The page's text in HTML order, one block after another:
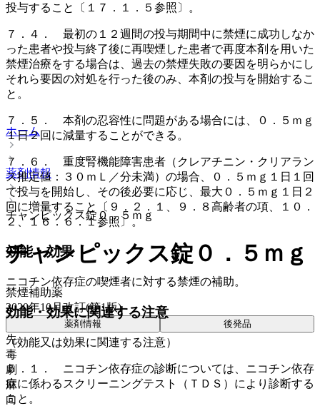
投与すること〔１７．１．５参照〕。
７．４． 最初の１２週間の投与期間中に禁煙に成功しなか
った患者や投与終了後に再喫煙した患者で再度本剤を用いた
禁煙治療をする場合は、過去の禁煙失敗の要因を明らかにし
それら要因の対処を行った後のみ、本剤の投与を開始するこ
と。
７．５． 本剤の忍容性に問題がある場合には、０．５ｍｇ
１日２回に減量することができる。
７．６． 重度腎機能障害患者（クレアチニン・クリアラン
ス推定値：３０ｍＬ／分未満）の場合、０．５ｍｇ１日１回
で投与を開始し、その後必要に応じ、最大０．５ｍｇ１日２
回に増量すること〔９．２．１、９．８高齢者の項、１０．
２、１６．６．１参照〕。
効能・効果
ニコチン依存症の喫煙者に対する禁煙の補助。
効能・効果に関連する注意
（効能又は効果に関連する注意）
５．１． ニコチン依存症の診断については、ニコチン依存
症に係わるスクリーニングテスト（ＴＤＳ）により診断する
こと。
ホーム
薬剤情報
チャンピックス錠０．５ｍｇ
チャンピックス錠０．５ｍｇ
禁煙補助薬
2020年10月改訂(第1版)
薬剤情報 後発品
先
毒
劇
麻
向